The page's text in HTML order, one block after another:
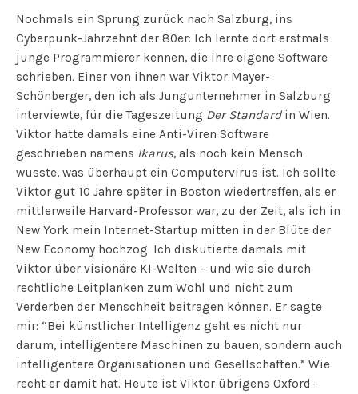
Nochmals ein Sprung zurück nach Salzburg, ins
Cyberpunk-Jahrzehnt der 80er: Ich lernte dort erstmals
junge Programmierer kennen, die ihre eigene Software
schrieben. Einer von ihnen war Viktor Mayer-
Schönberger, den ich als Jungunternehmer in Salzburg
interviewte, für die Tageszeitung Der Standardin Wien.
Viktor hatte damals eine Anti-Viren Software
geschrieben namens Ikarus, als noch kein Mensch
wusste, was überhaupt ein Computervirus ist. Ich sollte
Viktor gut 10 Jahre später in Boston wiedertreffen, als er
mittlerweile Harvard-Professor war, zu der Zeit, als ich in
New York mein Internet-Startup mitten in der Blüte der
New Economy hochzog. Ich diskutierte damals mit
Viktor über visionäre KI-Welten – und wie sie durch
rechtliche Leitplanken zum Wohl und nicht zum
Verderben der Menschheit beitragen können. Er sagte
mir: “Bei künstlicher Intelligenz geht es nicht nur
darum, intelligentere Maschinen zu bauen, sondern auch
intelligentere Organisationen und Gesellschaften.” Wie
recht er damit hat. Heute ist Viktor übrigens Oxford-